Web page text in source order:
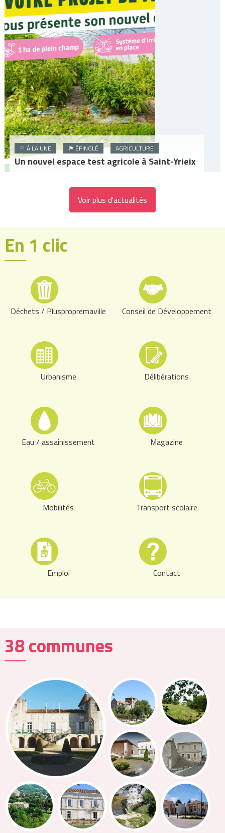
⚐ À LA UNE ⚑ ÉPINGLÉ AGRICULTURE
Un nouvel espace test agricole à Saint-Yrieix
Voir plus d'actualités
En 1 clic
Déchets / Pluspropremaville
Urbanisme
Eau / assainissement
Mobilités
Emploi
Conseil de Développement
Délibérations
Magazine
Transport scolaire
Contact
38 communes